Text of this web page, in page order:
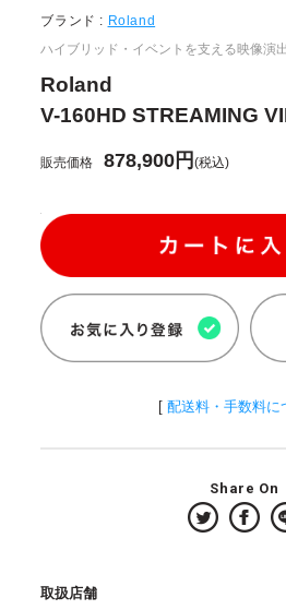
ブランド : Roland
ハイブリッド・イベントを支える映像演
Roland
V-160HD STREAMING
販売価格 878,900円(税込)
[ 配送料・手数料に
Share On
取扱店舗